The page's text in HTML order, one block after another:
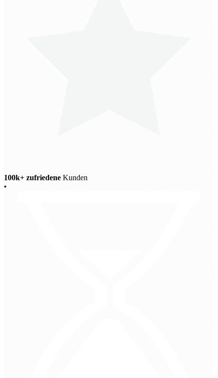
100k+ zufriedene Kunden
•